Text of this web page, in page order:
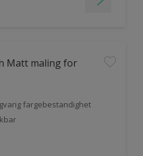
Matt maling for
fargebestandighet